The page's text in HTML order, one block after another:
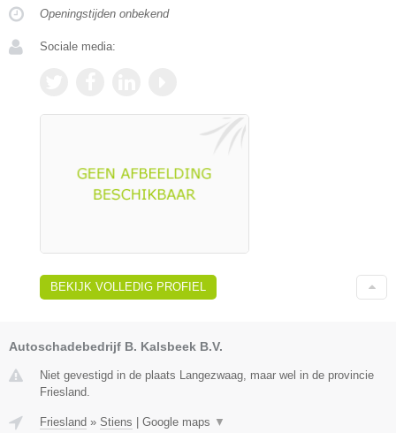
Openingstijden onbekend
Sociale media:
BEKIJK VOLLEDIG PROFIEL
Autoschadebedrijf B. Kalsbeek B.V.
Niet gevestigd in de plaats Langezwaag, maar wel in de provincie
Friesland.
Friesland » Stiens Google maps ▼